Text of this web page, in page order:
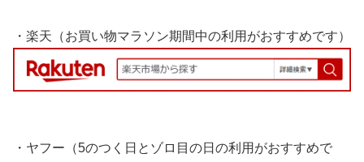
・楽天（お買い物マラソン期間中の利用がおすすめです）
・ヤフー（5のつく日とゾロ目の日の利用がおすすめで